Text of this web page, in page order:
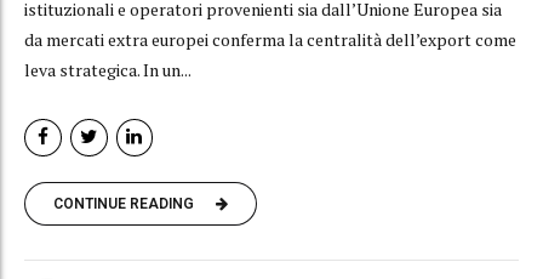
istituzionali e operatori provenienti sia dall’Unione Europea sia
da mercati extra europei conferma la centralità dell’export come
leva strategica. In un...
CONTINUE READING